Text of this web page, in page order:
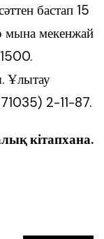
бастап 15
мына мекенжай
Ұлытау
2-11-87.
кітапхана.